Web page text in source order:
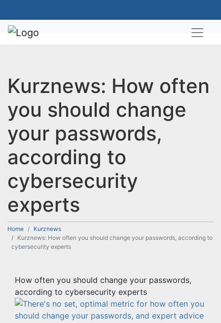
Kurznews: How often
you should change
your passwords,
according to
cybersecurity
experts
Home
Kurznews
Kurznews: How often you should change your passwords, according to
cybersecurity experts
How often you should change your passwords,
according to cybersecurity experts